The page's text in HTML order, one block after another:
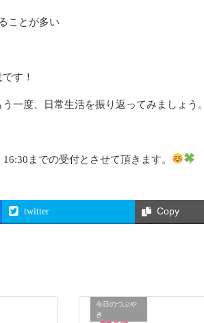
ことが多い
す！
一度、日常生活を振り返ってみましょう。
までの受付とさせて頂きます。
twitter Copy
今日のつぶや
き